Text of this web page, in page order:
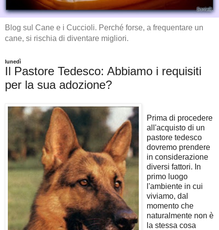
Blog sul Cane e i Cuccioli. Perché forse, a frequentare un
cane, si rischia di diventare migliori.
lunedì
Il Pastore Tedesco: Abbiamo i requisiti
per la sua adozione?
Prima di procedere
all'acquisto di un
pastore tedesco
dovremo prendere
in considerazione
diversi fattori. In
primo luogo
l'ambiente in cui
viviamo, dal
momento che
naturalmente non è
la stessa cosa